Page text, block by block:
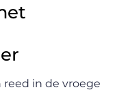
in de vroege